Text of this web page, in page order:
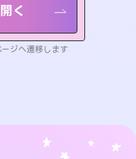
く
ジへ遷移します